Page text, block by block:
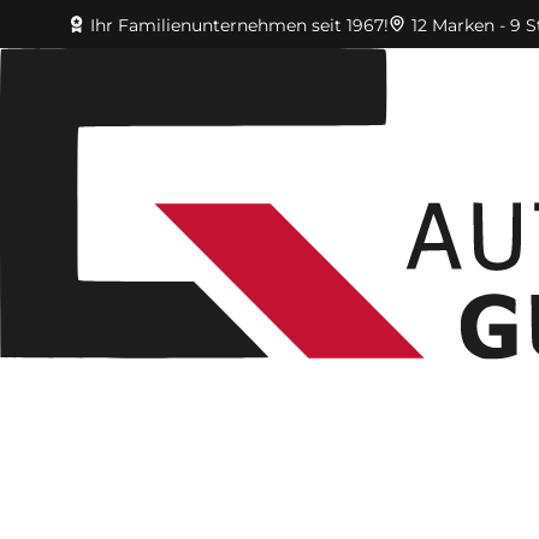
Ihr Familienunternehmen seit 1967! 12 Marken - 9